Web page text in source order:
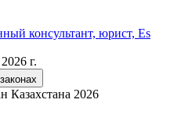
консультант, юрист, Es
г.